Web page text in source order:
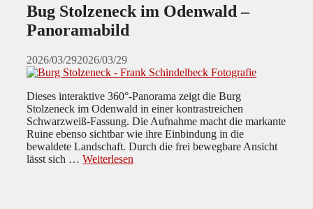
Bug Stolzeneck im Odenwald –
Panoramabild
2026/03/292026/03/29
Dieses interaktive 360°-Panorama zeigt die Burg
Stolzeneck im Odenwald in einer kontrastreichen
Schwarzweiß-Fassung. Die Aufnahme macht die markante
Ruine ebenso sichtbar wie ihre Einbindung in die
bewaldete Landschaft. Durch die frei bewegbare Ansicht
lässt sich … Weiterlesen